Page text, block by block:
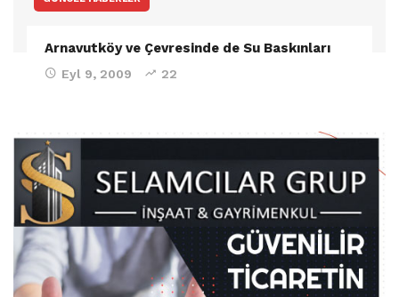
Arnavutköy ve Çevresinde de Su Baskınları
Eyl 9, 2009 22